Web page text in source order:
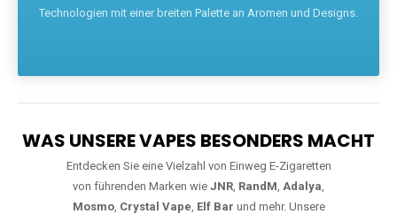
Technologien mit einer breiten Palette an Aromen und Designs.
WAS UNSERE VAPES BESONDERS MACHT
Entdecken Sie eine Vielzahl von Einweg E-Zigaretten
von führenden Marken wie JNR, RandM, Adalya,
Mosmo, Crystal Vape, Elf Bar und mehr. Unsere